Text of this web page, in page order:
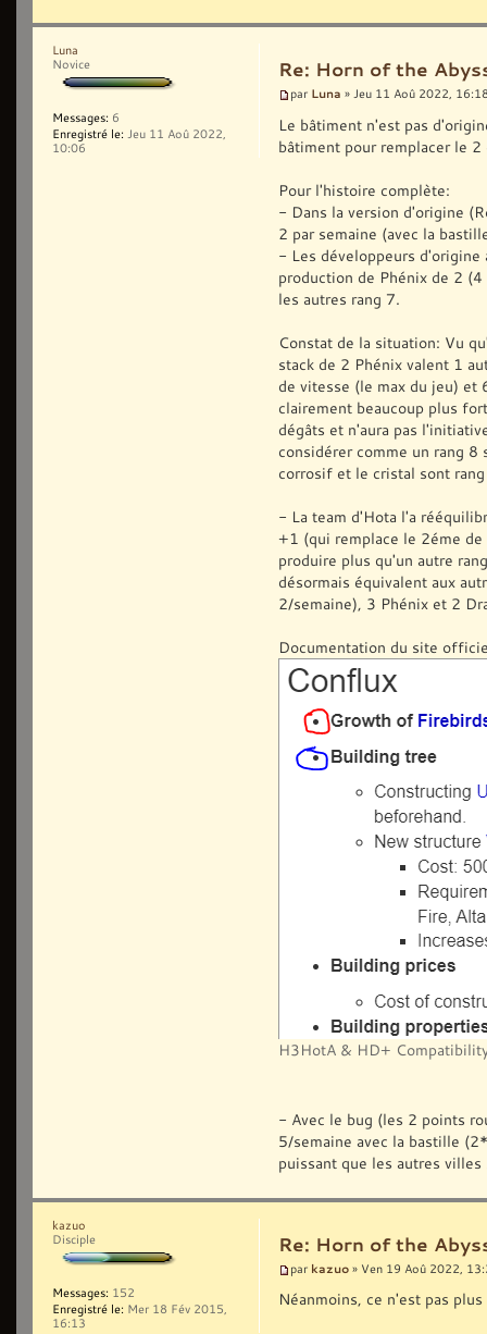
Re: Horn of the
par Luna » Jeu 11 Aoû 2022,
Le bâtiment n'est pas
bâtiment pour remplacer le
Pour l'histoire complète:
- Dans la version d'origine
2 par semaine (avec la
- Les développeurs
production de Phénix de 2
les autres rang 7.
Constat de la situation: Vu
stack de 2 Phénix valent 1
de vitesse (le max du jeu)
clairement beaucoup plus
dégâts et n'aura pas
considérer comme un rang
corrosif et le cristal sont
- La team d'Hota l'a
+1 (qui remplace le 2éme
produire plus qu'un autre
désormais équivalent aux
2/semaine), 3 Phénix et 2
Documentation du site
H3HotA & HD+
- Avec le bug (les 2 points
5/semaine avec la bastille
puissant que les autres
Luna
Novice
Messages: 6
Enregistré le: Jeu 11 Aoû 2022,
10:06
Re: Horn of the
par kazuo » Ven 19 Aoû 2022,
Néanmoins, ce n'est pas
kazuo
Disciple
Messages: 152
Enregistré le: Mer 18 Fév 2015,
16:13